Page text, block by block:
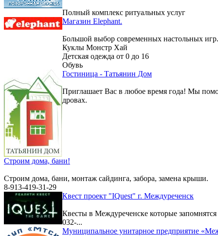
Полный комплекс ритуальных услуг
Магазин Elephant.
Большой выбор современных настольных игр.
Куклы Монстр Хай
Детская одежда от 0 до 16
Обувь
Гостиница - Татьянин Дом
Приглашает Вас в любое время года! Мы
дровах.
Строим дома, бани!
Строим дома, бани, монтаж сайдинга, забора, замена крыши.
8-913-419-31-29
Квест проект "IQuest" г. Междуреченск
Квесты в Междуреченске которые
032-...
Муниципальное унитарное предприятие